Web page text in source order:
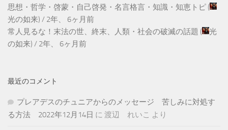
思想・哲学・啓蒙・自己啓発・名言格言・知識・知恵トピ (
光の如来) / 2年、 6ヶ月前
常人見るな！末法の世、終末、人類・社会の破滅の話題 (
光
の如来) / 2年、 6ヶ月前
最近のコメント
プレアデスのチュニアからのメッセージ 苦しみに対処す
る方法 2022年12月14日 に 渡辺 れいこ より